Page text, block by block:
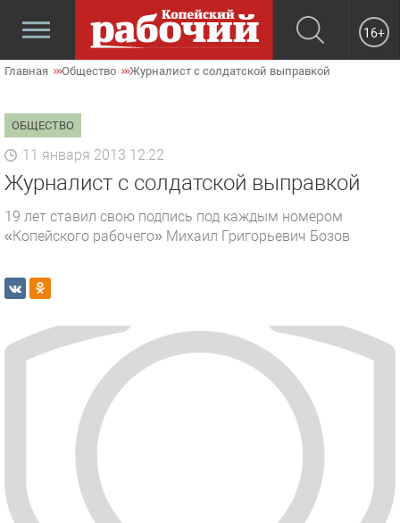
16+
Главная Общество Журналист с солдатской выправкой
ОБЩЕСТВО
11 января 2013 12:22
Журналист с солдатской выправкой
19 лет ставил свою подпись под каждым номером
«Копейского рабочего» Михаил Григорьевич Бозов